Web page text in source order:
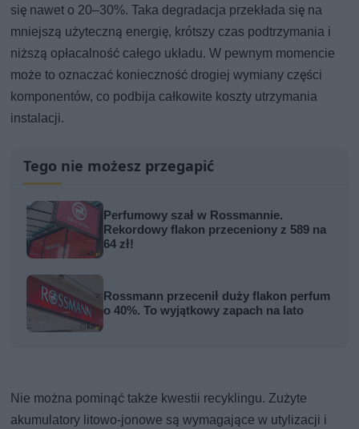
się nawet o 20–30%. Taka degradacja przekłada się na
mniejszą użyteczną energię, krótszy czas podtrzymania i
niższą opłacalność całego układu. W pewnym momencie
może to oznaczać konieczność drogiej wymiany części
komponentów, co podbija całkowite koszty utrzymania
instalacji.
Tego nie możesz przegapić
Perfumowy szał w Rossmannie.
Rekordowy flakon przeceniony z 589 na
64 zł!
Rossmann przecenił duży flakon perfum
o 40%. To wyjątkowy zapach na lato
Nie można pominąć także kwestii recyklingu. Zużyte
akumulatory litowo-jonowe są wymagające w utylizacji i